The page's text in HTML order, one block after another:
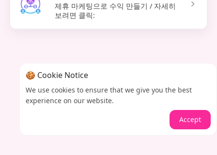
제휴 마케팅으로 수익 만들기 / 자세히
보려면 클릭:
🍪 Cookie Notice
We use cookies to ensure that we give you the best
experience on our website.
Accept